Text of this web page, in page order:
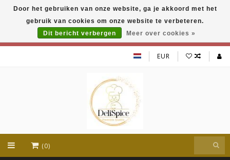
DeliSpice is your online Indian grocery shop with
exclusive brands like Daawat, Suhana, DeliSpice
and many more !!!
EUR
(0)
Door het gebruiken van onze website, ga je akkoord met het
gebruik van cookies om onze website te verbeteren.
Dit bericht verbergen
Meer over cookies »